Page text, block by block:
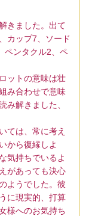
きました。出て
カップ7、ソード
ペンタクル2、ペ
ットの意味は壮
み合わせで意味
み解きました、
ては、常に考え
から復縁しよ
気持ちでいるよ
があっても決心
ようでした。彼
に現実的、打算
様へのお気持ち